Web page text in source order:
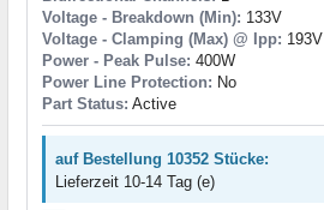
Voltage - Breakdown (Min): 133V
Voltage - Clamping (Max) @ Ipp: 193V
Power - Peak Pulse: 400W
Power Line Protection: No
Part Status: Active
auf Bestellung 10352 Stücke:
Lieferzeit 10-14 Tag (e)